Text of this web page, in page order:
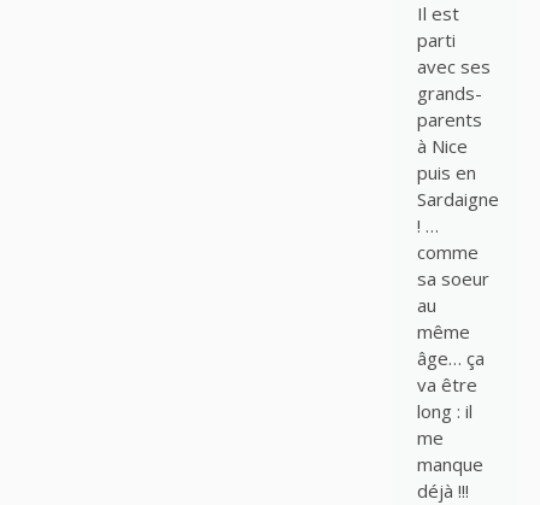
Il est
parti
avec ses
grands-
parents
à Nice
puis en
Sardaigne
! …
comme
sa soeur
au
même
âge… ça
va être
long : il
me
manque
déjà !!!